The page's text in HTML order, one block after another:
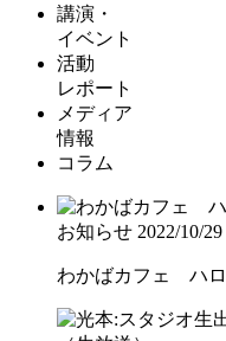
講演・
イベント
活動
レポート
メディア
情報
コラム
お知らせ 2022/10/29
わかばカフェ ハ